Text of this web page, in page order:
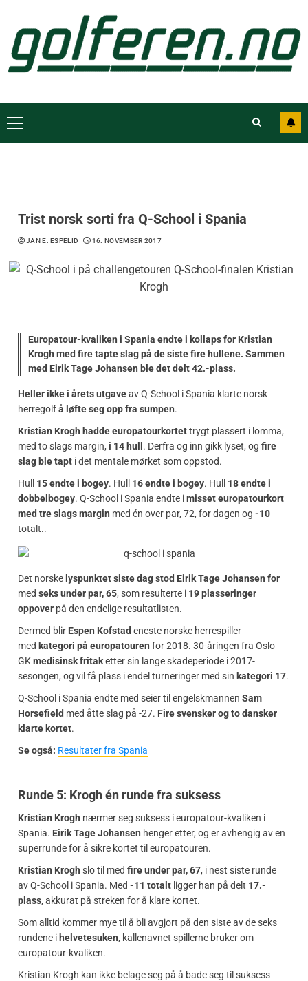
Trist norsk sorti fra Q-School i Spania
JAN E. ESPELID 16. NOVEMBER 2017
Europatour-kvaliken i Spania endte i kollaps for Kristian
Krogh med fire tapte slag på de siste fire hullene. Sammen
med Eirik Tage Johansen ble det delt 42.-plass.
Heller ikke i årets utgaveav Q-School i Spania klarte norsk
herregolfå løfte seg opp fra sumpen.
Kristian Krogh hadde europatourkortettrygt plassert i lomma,
med to slags margin, i 14 hull . Derfra og inn gikk lyset, og fire
slag ble tapt i det mentale mørket som oppstod.
Hull 15 endte i bogey. Hull 16 endte i bogey. Hull 18 endte i
dobbelbogey. Q-School i Spania endte imisset europatourkort
med tre slags margin med én over par, 72, for dagen og -10
totalt..
Det norske lyspunktet siste dag stod Eirik Tage Johansen for
med seks under par, 65, som resulterte i 19 plasseringer
oppover på den endelige resultatlisten.
Dermed blir Espen Kofstad eneste norske herrespiller
med kategori på europatouren for 2018. 30-åringen fra Oslo
GKmedisinsk fritaketter sin lange skadeperiode i 2017-
sesongen, og vil få plass i endel turneringer med sin kategori 17.
Q-School i Spania endte med seier til engelskmannen Sam
Horsefield med åtte slag på -27. Fire svensker og to dansker
klarte kortet.
Se også: Resultater fra Spania
Runde 5: Krogh én runde fra suksess
Kristian Krogh nærmer seg suksess i europatour-kvaliken i
Spania. Eirik Tage Johansen henger etter, og er avhengig av en
superrunde for å sikre kortet til europatouren.
Kristian Krogh slo til med fire under par, 67, i nest siste runde
av Q-School i Spania. Med -11 totalt ligger han på delt 17.-
plass, akkurat på streken for å klare kortet.
Som alltid kommer mye til å bli avgjort på den siste av de seks
rundene i helvetesuken, kallenavnet spillerne bruker om
europatour-kvaliken.
Kristian Krogh kan ikke belage seg på å bade seg til suksess